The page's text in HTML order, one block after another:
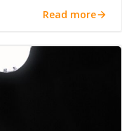
Read more